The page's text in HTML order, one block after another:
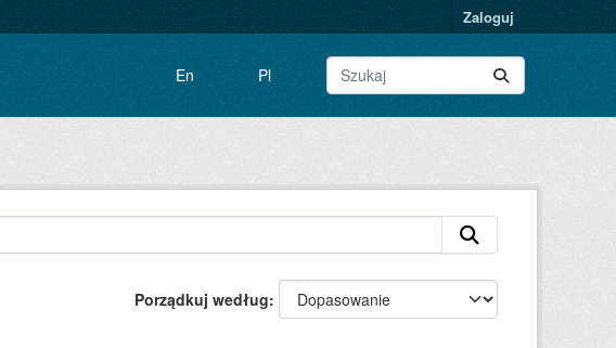
Zaloguj
En Pl
Porządkuj według